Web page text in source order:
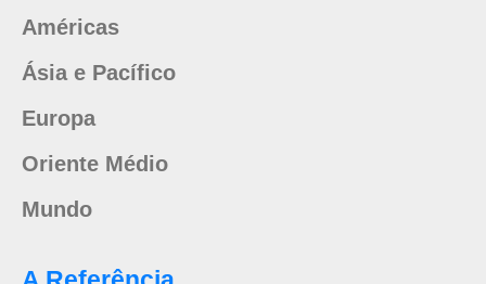
Américas
Ásia e Pacífico
Europa
Oriente Médio
Mundo